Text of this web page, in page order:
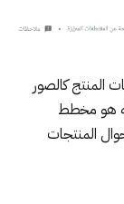
كالصور
هو مخطط
المنتجات